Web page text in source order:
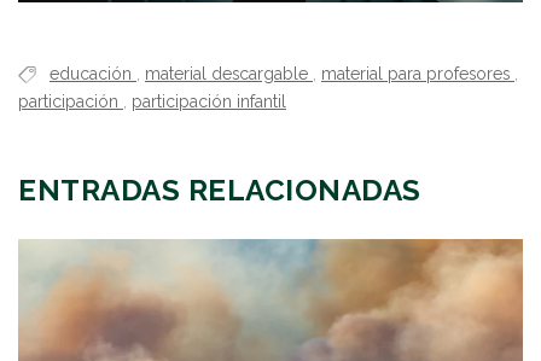
educación material descargable material para profesores
participación
participación infantil
ENTRADAS RELACIONADAS